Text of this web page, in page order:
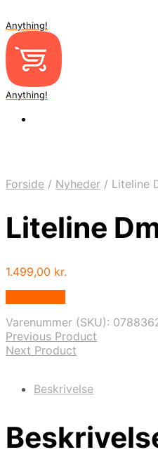
Anything!
Anything!
Forside / Nyheder / Liteline
Liteline
1.499,00 kr.
Varenummer (SKU):
Previous Product
Next Product
Beskrivelse